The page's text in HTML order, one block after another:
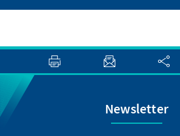
Newsletter